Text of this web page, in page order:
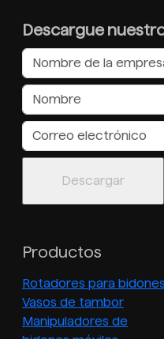
Descargue
Productos
Rotadores para bidones
Vasos de tambor
Manipuladores de